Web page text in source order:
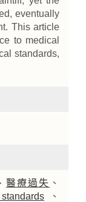
eventually
This article
to medical
standards,
醫療過失 、
、